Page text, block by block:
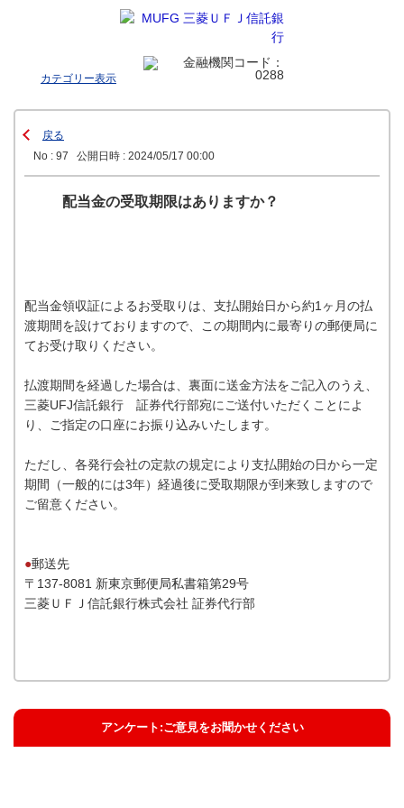
カテゴリー表示
戻る
No : 97
公開日時 : 2024/05/17 00:00
配当金の受取期限はありますか？
配当金領収証によるお受取りは、支払開始日から約1ヶ月の払
渡期間を設けておりますので、この期間内に最寄りの郵便局に
てお受け取りください。
払渡期間を経過した場合は、裏面に送金方法をご記入のうえ、
三菱UFJ信託銀行 証券代行部宛にご送付いただくことによ
り、ご指定の口座にお振り込みいたします。
ただし、各発行会社の定款の規定により支払開始の日から一定
期間（一般的には3年）経過後に受取期限が到来致しますので
ご留意ください。
●郵送先
〒137-8081 新東京郵便局私書箱第29号
三菱ＵＦＪ信託銀行株式会社 証券代行部
アンケート:ご意見をお聞かせください